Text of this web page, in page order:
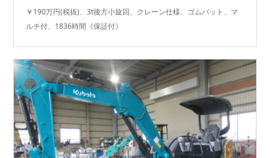
￥190万円(税抜)、3t後方小旋回、クレーン仕様、ゴムパット、マ
ルチ付、1836時間《保証付》